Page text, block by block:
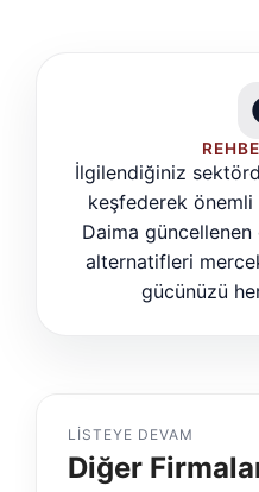
İlgilendiğiniz
keşfederek
Daima
alternatifleri
gücünüzü
LISTEYE DEVAM
Diğer